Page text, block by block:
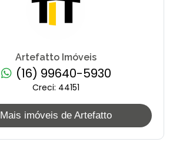
Artefatto Imóveis
(16) 99640-5930
Creci: 44151
Mais imóveis de Artefatto